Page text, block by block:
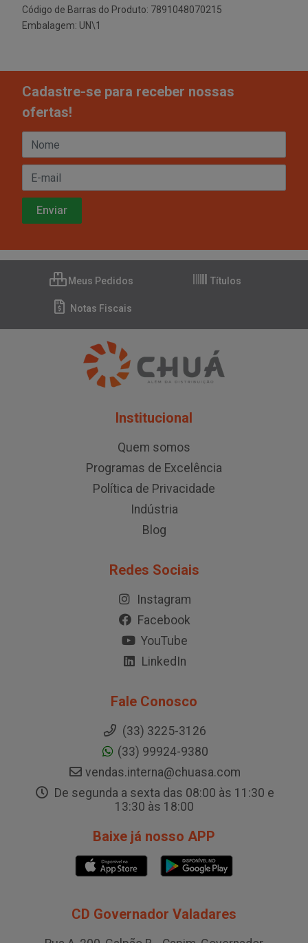
Código de Barras do Produto: 7891048070215
Embalagem: UN\1
Cadastre-se para receber nossas
ofertas!
Meus Pedidos Títulos
Notas Fiscais
Institucional
Quem somos
Programas de Excelência
Política de Privacidade
Indústria
Blog
Redes Sociais
Instagram
Facebook
YouTube
LinkedIn
Fale Conosco
(33) 3225-3126
(33) 99924-9380
vendas.interna@chuasa.com
De segunda a sexta das 08:00 às 11:30 e
13:30 às 18:00
Baixe já nosso APP
CD Governador Valadares